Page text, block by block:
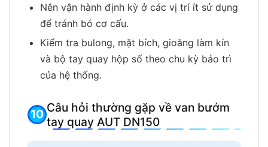
Nên vận hành định kỳ ở các vị trí ít sử dụng
để tránh bó cơ cấu.
Kiểm tra bulong, mặt bích, gioăng làm kín
và bộ tay quay hộp số theo chu kỳ bảo trì
của hệ thống.
Câu hỏi thường gặp về van bướm
tay quay AUT DN150